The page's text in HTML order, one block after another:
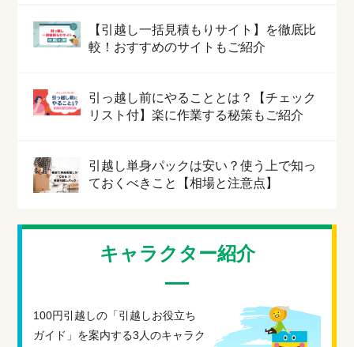
【引越し一括見積もりサイト】を徹底比
較！おすすめのサイトもご紹介
引っ越し前にやることとは？【チェック
リスト付】楽に作業する秘策もご紹介
引越し単身パックは安い？使う上で知っ
ておくべきこと【相場と注意点】
キャラクター紹介
100円引越しの「引越しお役立ち
ガイド」を案内する3人のキャラク